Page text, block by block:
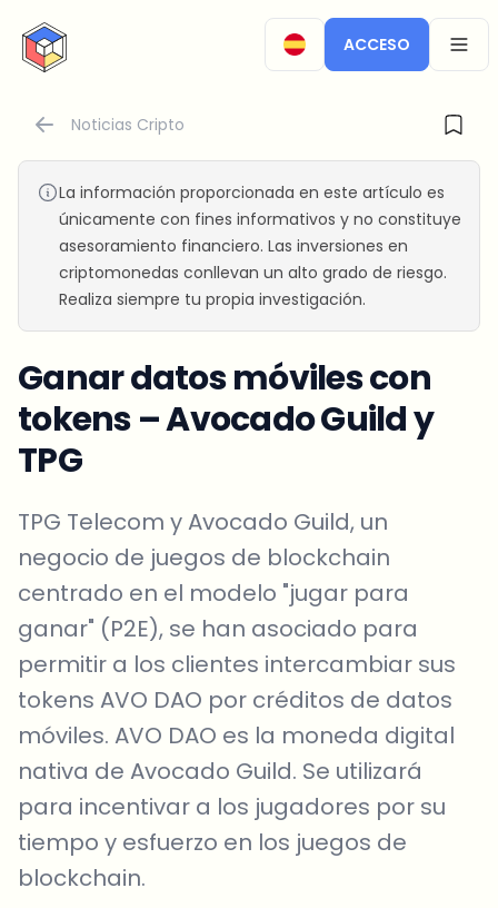
CryptoTicker
ACCESO
Noticias Cripto
La información proporcionada en este artículo es
únicamente con fines informativos y no constituye
asesoramiento financiero. Las inversiones en
criptomonedas conllevan un alto grado de riesgo.
Realiza siempre tu propia investigación.
Ganar datos móviles con
tokens – Avocado Guild y
TPG
TPG Telecom y Avocado Guild, un
negocio de juegos de blockchain
centrado en el modelo "jugar para
ganar" (P2E), se han asociado para
permitir a los clientes intercambiar sus
tokens AVO DAO por créditos de datos
móviles. AVO DAO es la moneda digital
nativa de Avocado Guild. Se utilizará
para incentivar a los jugadores por su
tiempo y esfuerzo en los juegos de
blockchain.